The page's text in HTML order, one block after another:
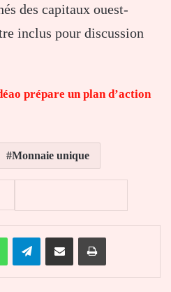
des capitaux ouest-
inclus pour discussion
prépare un plan d’action
Monnaie unique
WhatsAppTelegramPartager par email Imprimer